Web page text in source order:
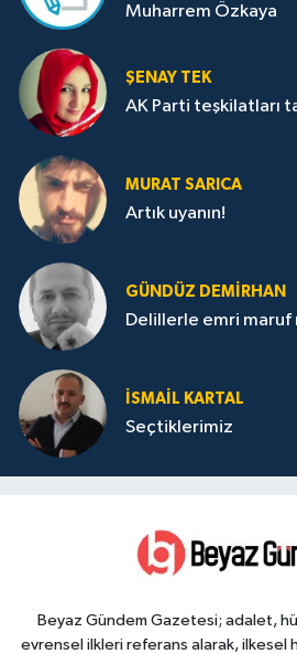
Muharrem Özkaya
ŞENAY TEK
AK Parti teşkilatları
MURAT SARICA
Artık uyanın!
GÜNDÜZ DEMIRHAN
Delillerle emri maruf
İSMAIL KARTAL
Seçtiklerimiz
Beyaz Gündem Gazetesi; adalet,
evrensel ilkleri referans alarak, ilkesel